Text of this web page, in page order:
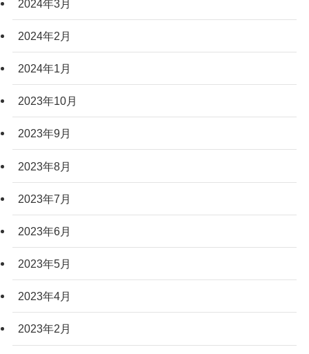
2024年3月
2024年2月
2024年1月
2023年10月
2023年9月
2023年8月
2023年7月
2023年6月
2023年5月
2023年4月
2023年2月